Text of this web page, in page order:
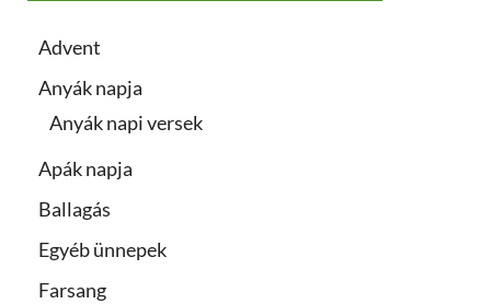
Advent
Anyák napja
Anyák napi versek
Apák napja
Ballagás
Egyéb ünnepek
Farsang